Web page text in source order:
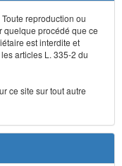
reproduction ou
quelque procédé que ce
est interdite et
articles L. 335-2 du
ce site sur tout autre